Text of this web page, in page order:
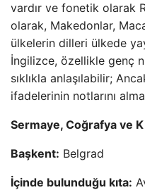
vardır ve fonetik olarak
olarak, Makedonlar,
ülkelerin dilleri ülkede
İngilizce, özellikle genç
sıklıkla anlaşılabilir;
ifadelerinin notlarını
Sermaye, Coğrafya ve
Başkent: Belgrad
İçinde bulunduğu kıta: